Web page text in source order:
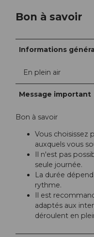
Bon à savoir
Informations
En plein air
Message important
Bon à savoir
Vous choisissez
auxquels vous
Il n'est pas
seule journée.
La durée
rythme.
Il est
adaptés aux
déroulent en